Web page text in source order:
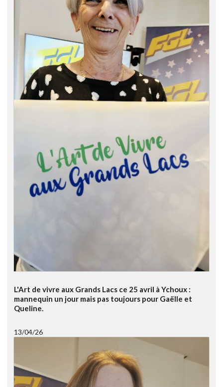
L'Art de vivre aux Grands Lacs ce 25 avril à Ychoux :
mannequin un jour mais pas toujours pour Gaëlle et
Queline.
13/04/26